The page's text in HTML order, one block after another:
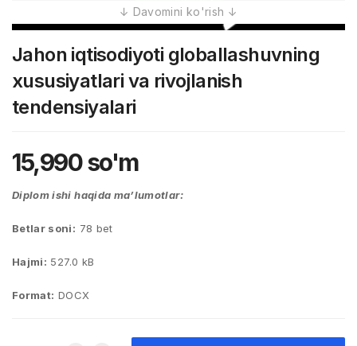
Jahon iqtisodiyoti globallashuvning
xususiyatlari va rivojlanish
tendensiyalari
15,990so'm
Diplom ishi haqida ma’lumotlar:
Betlar soni: 78 bet
Hajmi: 527.0 kB
Format: DOCX